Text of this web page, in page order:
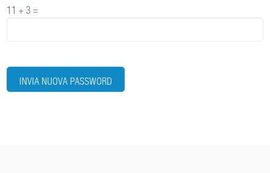
11 + 3 =
INVIA NUOVA PASSWORD